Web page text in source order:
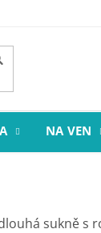
NA VEN
sukně s